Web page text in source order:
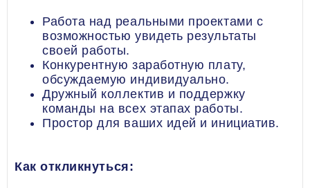
Работа над реальными проектами с
возможностью увидеть результаты
своей работы.
Конкурентную заработную плату,
обсуждаемую индивидуально.
Дружный коллектив и поддержку
команды на всех этапах работы.
Простор для ваших идей и инициатив.
Как откликнуться: